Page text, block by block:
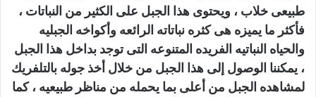
طبيعى خلاب ، ويحتوى هذا الجبل على الكثير من النباتات ،
فأكثر ما يميزه هى كثره نباتاته الرائعه وأكواخه الجبليه
والحياه النباتيه الفريده المتنوعه التى توجد بداخل هذا الجبل
، يمكننا الوصول إلى هذا الجبل من خلال أخذ جوله بالتلفريك
لمشاهده الجبل من أعلى بما يحمله من مناظر طبيعيه ، كما